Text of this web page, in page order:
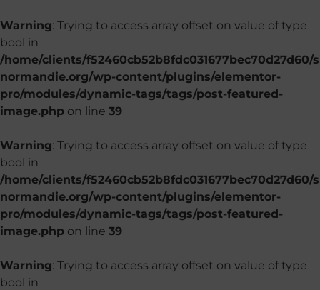
Warning: Trying to access array offset on value of type
bool in
/home/clients/f52460cb52b8fdc031677bec70d27d60/
normandie.org/wp-content/plugins/elementor-
pro/modules/dynamic-tags/tags/post-featured-
image.php on line 39
Warning: Trying to access array offset on value of type
bool in
/home/clients/f52460cb52b8fdc031677bec70d27d60/
normandie.org/wp-content/plugins/elementor-
pro/modules/dynamic-tags/tags/post-featured-
image.php on line 39
Warning: Trying to access array offset on value of type
bool in